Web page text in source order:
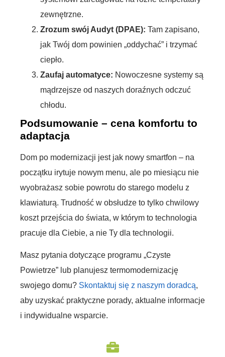
zewnętrzne.
Zrozum swój Audyt (DPAE): Tam zapisano,
jak Twój dom powinien „oddychać” i trzymać
ciepło.
Zaufaj automatyce: Nowoczesne systemy są
mądrzejsze od naszych doraźnych odczuć
chłodu.
Podsumowanie – cena komfortu to
adaptacja
Dom po modernizacji jest jak nowy smartfon – na
początku irytuje nowym menu, ale po miesiącu nie
wyobrażasz sobie powrotu do starego modelu z
klawiaturą. Trudność w obsłudze to tylko chwilowy
koszt przejścia do świata, w którym to technologia
pracuje dla Ciebie, a nie Ty dla technologii.
Masz pytania dotyczące programu „Czyste
Powietrze” lub planujesz termomodernizację
swojego domu? Skontaktuj się z naszym doradcą,
aby uzyskać praktyczne porady, aktualne informacje
i indywidualne wsparcie.